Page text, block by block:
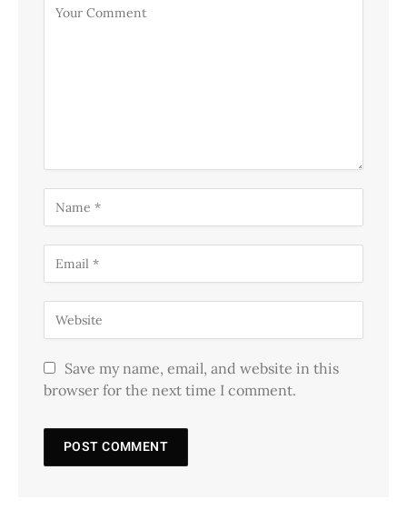
Save my name, email, and website in this
browser for the next time I comment.